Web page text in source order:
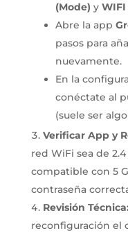
(Mode) y WIFI
Abre la app
pasos para
nuevamente.
En la
conéctate al
(suele ser
Verificar App y
red WiFi sea de
compatible con 5
contraseña
Revisión Técnica:
reconfiguración el